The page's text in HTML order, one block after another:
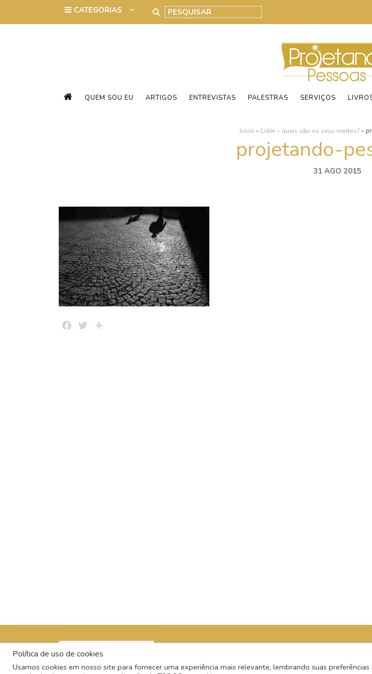
QUEM SOU EU ARTIGOS ENTREVISTAS PALESTRAS SERVIÇOS
Início » Líder – quais são os seus medos?»
projetando-
31 AGO 2015
FacebookTwitter
Política de uso de cookies
Usamos cookies em nosso site para fornecer uma experiência mais relevante, lembrando suas